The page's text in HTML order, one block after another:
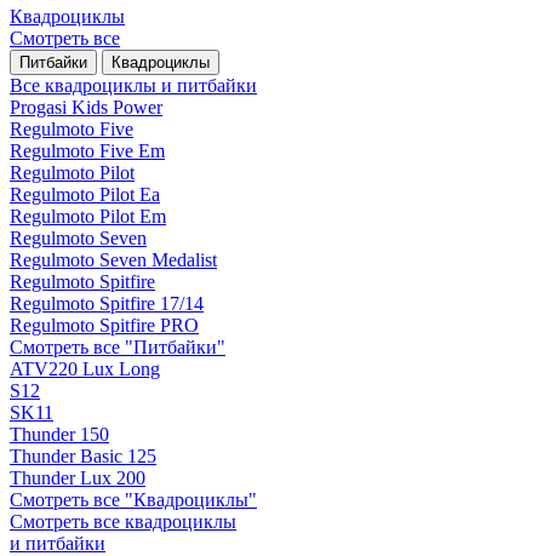
Квадроциклы
Смотреть все
Питбайки Квадроциклы
Все квадроциклы и питбайки
Progasi Kids Power
Regulmoto Five
Regulmoto Five Em
Regulmoto Pilot
Regulmoto Pilot Ea
Regulmoto Pilot Em
Regulmoto Seven
Regulmoto Seven Medalist
Regulmoto Spitfire
Regulmoto Spitfire 17/14
Regulmoto Spitfire PRO
Смотреть все "Питбайки"
ATV220 Lux Long
S12
SK11
Thunder 150
Thunder Basic 125
Thunder Lux 200
Смотреть все "Квадроциклы"
Смотреть все квадроциклы
и питбайки